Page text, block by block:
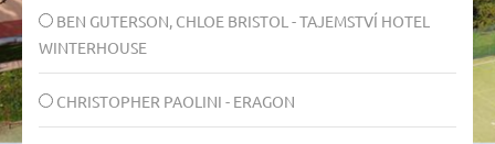
BEN GUTERSON, CHLOE BRISTOL - TAJEMSTVÍ HOTEL
WINTERHOUSE
CHRISTOPHER PAOLINI - ERAGON